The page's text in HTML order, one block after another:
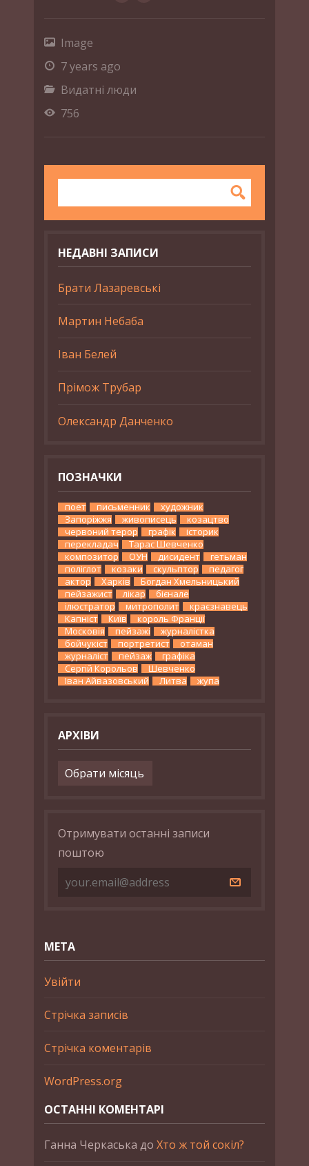
Image
7 years ago
Видатні люди
756
НЕДАВНІ ЗАПИСИ
Брати Лазаревські
Мартин Небаба
Іван Белей
Прімож Трубар
Олександр Данченко
ПОЗНАЧКИ
поет письменник
художник
Запоріжжя
живописець
козацтво
червоний терор
графік
історик
перекладач
Тарас Шевченко
композитор
ОУН дисидент
гетьман
поліглот
козаки скульптор
педагог
актор
Харків
Богдан Хмельницький
пейзажист
лікар
бієнале
ілюстратор
митрополит
краєзнавець
Капніст
Київ
король Франції
Московія
пейзажі
журналістка
бойчукіст
портретист
отаман
журналіст
пейзаж
графіка
Сергій Корольов
Шевченко
Іван Айвазовський
Литва жупа
АРХІВИ
Архіви
Отримувати останні записи
поштою
МЕТА
Увійти
Стрічка записів
Стрічка коментарів
WordPress.org
ОСТАННІ КОМЕНТАРІ
Ганна Черкаська до Хто ж той сокіл?